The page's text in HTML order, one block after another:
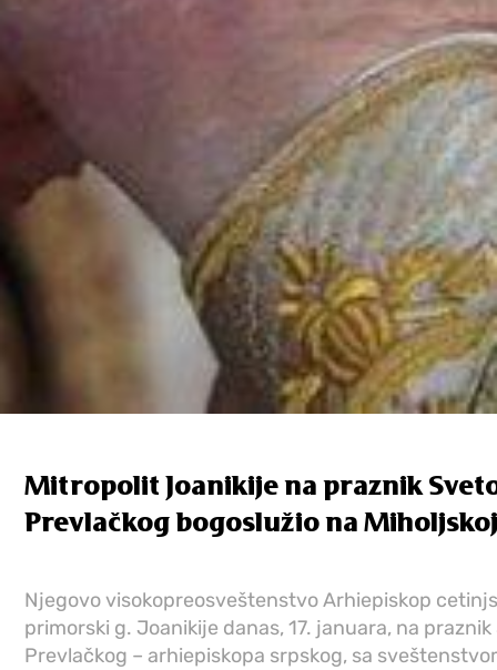
Mitropolit Joanikije na praznik
Prevlačkog bogoslužio na
Njegovo visokopreosveštenstvo Arhiepiskop
primorski g. Joanikije danas, 17. januara, na
Prevlačkog – arhiepiskopa srpskog, sa